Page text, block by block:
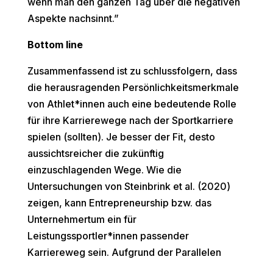
Aspekte nachsinnt.”
Bottom line
Zusammenfassend ist zu schlussfolgern, dass
die herausragenden Persönlichkeitsmerkmale
von Athlet*innen auch eine bedeutende Rolle
für ihre Karrierewege nach der Sportkarriere
spielen (sollten). Je besser der Fit, desto
aussichtsreicher die zukünftig
einzuschlagenden Wege. Wie die
Untersuchungen von Steinbrink et al. (2020)
zeigen, kann Entrepreneurship bzw. das
Unternehmertum ein für
Leistungssportler*innen passender
Karriereweg sein. Aufgrund der Parallelen